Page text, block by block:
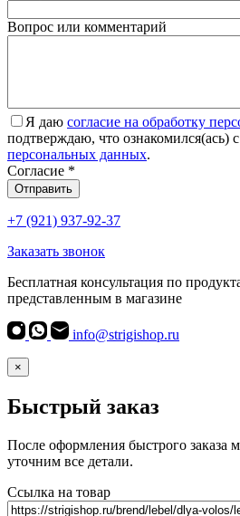
Вопрос или комментарий
Я даю согласие на обработку
подтверждаю, что ознакомился(ась) с
персональных данных.
Согласие *
Отправить
+7 (921) 937-92-37
Заказать звонок
Бесплатная консультация по
представленным в магазине
info@strigishop.ru
×
Быстрый заказ
После оформления быстрого заказа
уточним все детали.
Ссылка на товар